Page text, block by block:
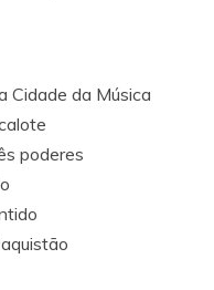
Cidade da Música
poderes